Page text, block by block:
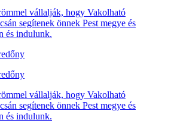
vállalják, hogy Vakolható
segítenek önnek Pest megye és
és indulunk.
vállalják, hogy Vakolható
segítenek önnek Pest megye és
és indulunk.